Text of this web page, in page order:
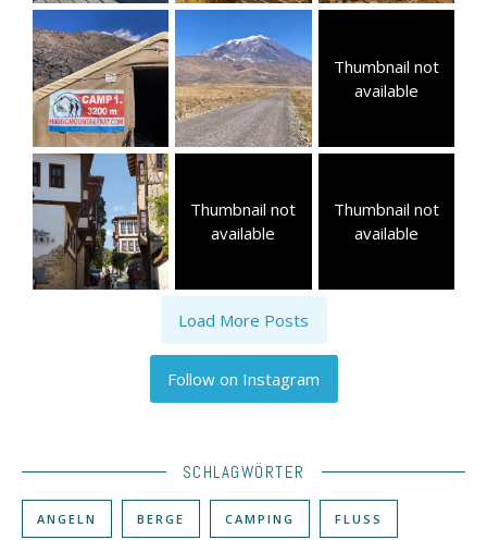
Thumbnail not
available
Thumbnail not
available
Thumbnail not
available
Load More Posts
Follow on Instagram
SCHLAGWÖRTER
ANGELN BERGE CAMPING FLUSS